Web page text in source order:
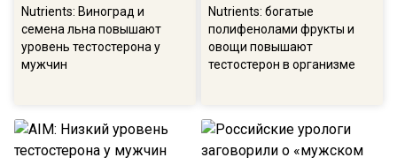
Nutrients: Виноград и
семена льна повышают
уровень тестостерона у
мужчин
Nutrients: богатые
полифенолами фрукты и
овощи повышают
тестостерон в организме